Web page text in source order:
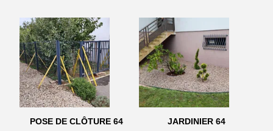
POSE DE CLÔTURE 64 JARDINIER 64